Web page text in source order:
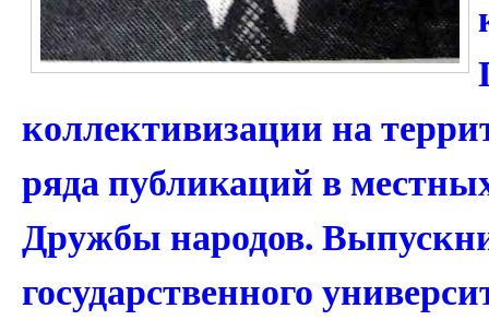
коллективизации на
ряда публикаций в
Дружбы народов.
государственного